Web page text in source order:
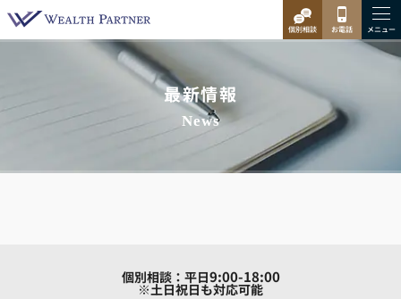
最新情報
News
個別相談：平日9:00-18:00
※土日祝日も対応可能